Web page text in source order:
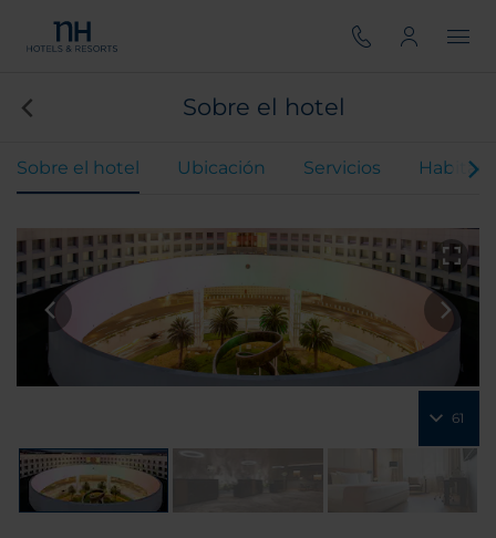
Sobre el hotel
Sobre el hotel Ubicación Servicios
61